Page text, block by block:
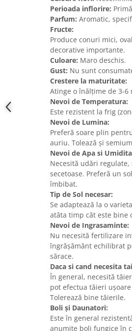
Perioada inflorire:
Parfum: Aromatic,
Fructe:
Produce conuri mici,
decorative importante.
Culoare: Maro deschis.
Gust: Nu sunt
Crestere la maturitate:
Atinge o înălțime de 3-6
Nevoi de Temperatura:
Este rezistent la frig
Nevoi de Lumina:
Preferă soare plin
auriu. Tolează și
Nevoi de Apa si
Necesită udări
secetoase. Preferă un
îmbibat.
Tip de Sol necesar:
Se adaptează la o
atâta timp cât este bine
Nevoi de Ingrasaminte:
Nu necesită fertilizare
îngrășământ echilibrat
sărace.
Daca si cand necesita
În general, necesită
pot efectua tăieri
Tolerează bine tăierile.
Boli și Daunatori:
Este în general
anumite boli fungice în